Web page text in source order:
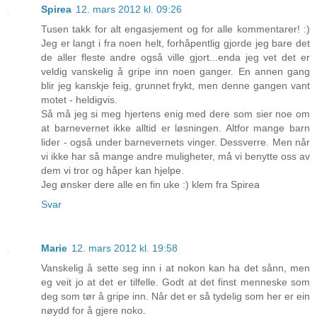
Spirea 12. mars 2012 kl. 09:26
Tusen takk for alt engasjement og for alle kommentarer! :)
Jeg er langt i fra noen helt, forhåpentlig gjorde jeg bare det
de aller fleste andre også ville gjort...enda jeg vet det er
veldig vanskelig å gripe inn noen ganger. En annen gang
blir jeg kanskje feig, grunnet frykt, men denne gangen vant
motet - heldigvis.
Så må jeg si meg hjertens enig med dere som sier noe om
at barnevernet ikke alltid er løsningen. Altfor mange barn
lider - også under barnevernets vinger. Dessverre. Men når
vi ikke har så mange andre muligheter, må vi benytte oss av
dem vi tror og håper kan hjelpe.
Jeg ønsker dere alle en fin uke :) klem fra Spirea
Svar
Marie 12. mars 2012 kl. 19:58
Vanskelig å sette seg inn i at nokon kan ha det sånn, men
eg veit jo at det er tilfelle. Godt at det finst menneske som
deg som tør å gripe inn. Når det er så tydelig som her er ein
nøydd for å gjere noko.